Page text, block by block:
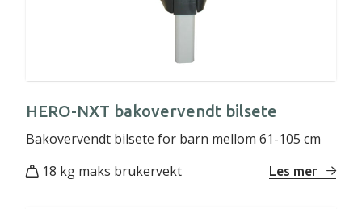
HERO-NXT bakovervendt bilsete
Bakovervendt bilsete for barn mellom 61-105 cm
18 kg maks brukervekt
Les mer